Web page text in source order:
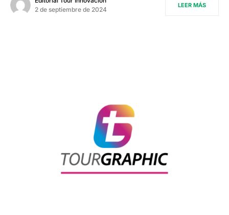
2 de septiembre de 2024
LEER MÁS